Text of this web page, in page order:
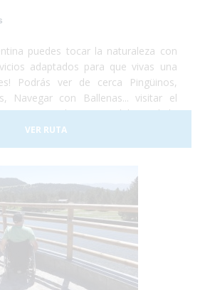
puedes tocar la naturaleza con
adaptados para que vivas una
Podrás ver de cerca Pingüinos,
Navegar con Ballenas... visitar el
o navegar las aguas del Canal de
no te dejará indiferente... el Turismo
VER RUTA